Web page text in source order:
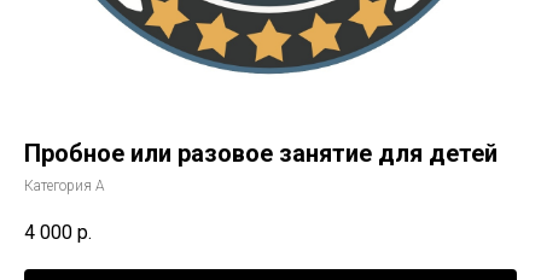
Пробное или разовое занятие для детей
Категория А
4 000 р.